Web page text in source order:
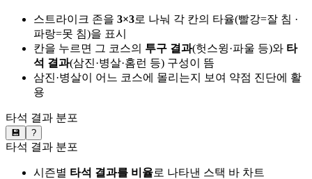
스트라이크 존을 3×3로 나눠 각 칸의 타율(빨강=잘 침 ·
파랑=못 침)을 표시
칸을 누르면 그 코스의 투구 결과(헛스윙·파울 등)와 타
석 결과(삼진·병살·홈런 등) 구성이 뜸
삼진·병살이 어느 코스에 몰리는지 보여 약점 진단에 활
용
타석 결과 분포
💾 ?
타석 결과 분포
시즌별 타석 결과를 비율로 나타낸 스택 바 차트